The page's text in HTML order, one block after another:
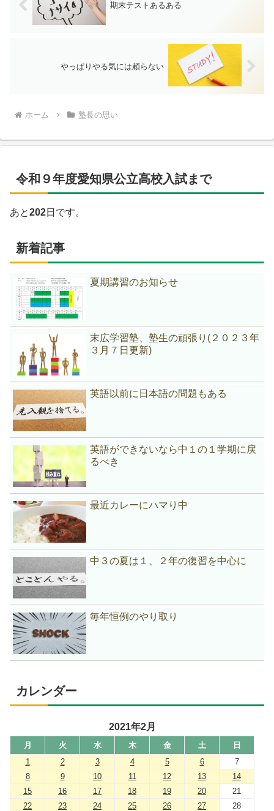
期末テストあるある
やっぱりやる気には頼らない
ホーム 塾長の思い
令和９年度愛知県公立高校入試まで
あと202日です。
新着記事
夏期講習のお知らせ
末広学習塾、塾生の頑張り(２０２３年
３月７日更新)
英語以前に日本語の問題もある
英語ができないなら中１の１学期に戻
るべき
最近カレーにハマり中
中３の夏は１、２年の復習を中心に
毎年恒例のやり取り
カレンダー
2021年2月
月 火 水 木 金 土
日
1
2 3 4 5 6
7
8
9 10 11 12 13
14
15
16 17 18 19 20
21
22
23 24 25 26 27 28